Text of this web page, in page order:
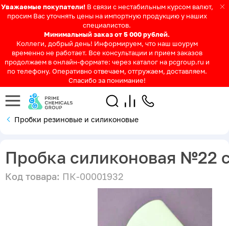
Уважаемые покупатели! В связи с нестабильным курсом валют,
просим Вас уточнять цены на импортную продукцию у наших
специалистов.
Минимальный заказ от 5 000 рублей.
Коллеги, добрый день! Информируем, что наш шоурум
временно не работает. Все консультации и прием заказов
продолжаем в онлайн-формате: через каталог на pcgroup.ru и
по телефону. Оперативно отвечаем, отгружаем, доставляем.
Спасибо за понимание!
Пробки резиновые и силиконовые
Пробка силиконовая №22
Код товара: ПК-00001932